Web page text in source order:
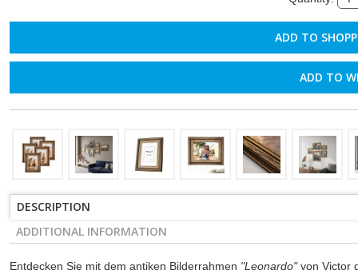
ADD TO
DESCRIPTION
ADDITIONAL INFORMATION
Entdecken Sie mit dem antiken Bilderrahmen "Leonardo"von Victor